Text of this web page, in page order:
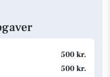
500 kr.
500 kr.